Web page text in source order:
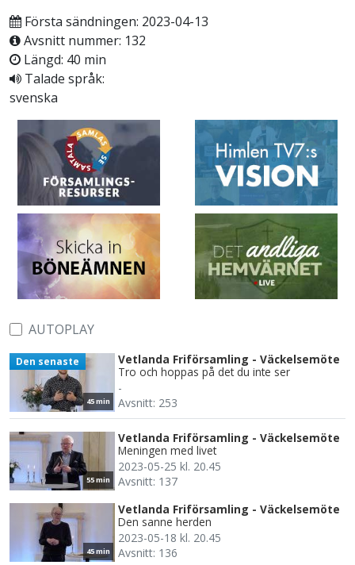
Första sändningen: 2023-04-13
Avsnitt nummer: 132
Längd: 40 min
Talade språk:
svenska
AUTOPLAY
45 min
Den senaste
Vetlanda Friförsamling - Väckelsemöte
Tro och hoppas på det du inte ser
-
Avsnitt: 253
55 min
Vetlanda Friförsamling - Väckelsemöte
Meningen med livet
2023-05-25 kl. 20.45
Avsnitt: 137
45 min
Vetlanda Friförsamling - Väckelsemöte
Den sanne herden
2023-05-18 kl. 20.45
Avsnitt: 136